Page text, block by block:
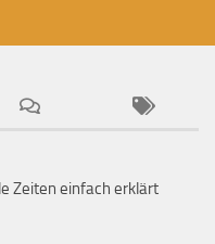
Zeiten einfach erklärt